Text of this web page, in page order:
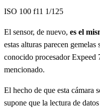
ISO 100 f11 1/125
El sensor, de nuevo, es el
estas alturas parecen
conocido procesador Expeed
mencionado.
El hecho de que esta cámara
supone que la lectura de